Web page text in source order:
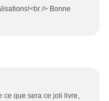
/> Bonne
ce que sera ce joli livre,